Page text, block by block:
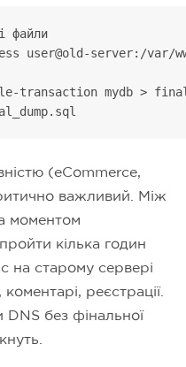
файли
user@old-server:/var/
transaction mydb >
(eCommerce,
важливий. Між
моментом
кілька годин
на старому сервері
реєстрації.
без фінальної